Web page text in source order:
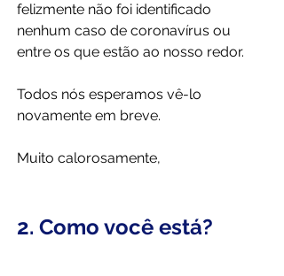
felizmente não foi identificado
nenhum caso de coronavírus ou
entre os que estão ao nosso redor.
Todos nós esperamos vê-lo
novamente em breve.
Muito calorosamente,
2. Como você está?